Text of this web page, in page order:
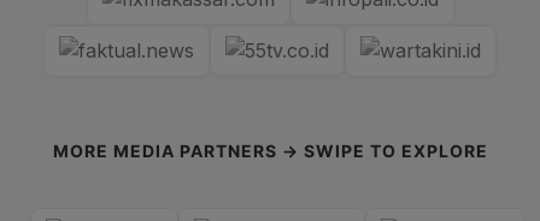
MORE MEDIA PARTNERS → SWIPE TO EXPLORE